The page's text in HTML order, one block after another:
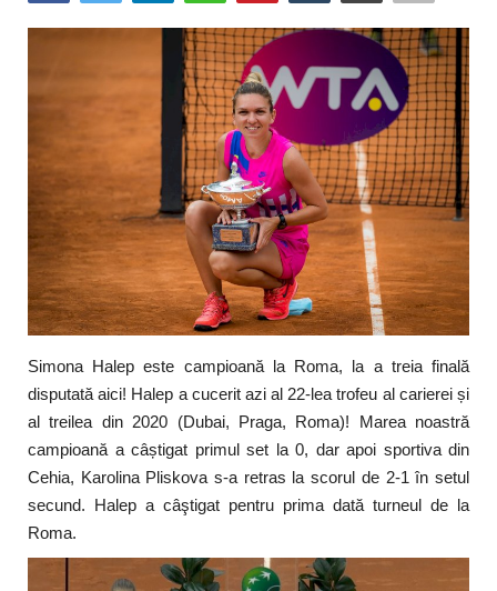
Turism
Simona Halep este campioană la Roma, la a treia finală
disputată aici! Halep a cucerit azi al 22-lea trofeu al carierei și
al treilea din 2020 (Dubai, Praga, Roma)! Marea noastră
campioană a câștigat primul set la 0, dar apoi sportiva din
Cehia, Karolina Pliskova s-a retras la scorul de 2-1 în setul
secund. Halep a câştigat pentru prima dată turneul de la
Roma.